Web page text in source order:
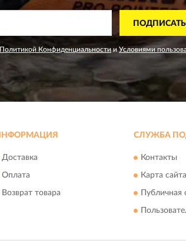
Политикой Конфиденциальности иУсловиями
Доставка
Оплата
Возврат товара
СЛУЖБА
Контакты
Карта сайта
Публичная